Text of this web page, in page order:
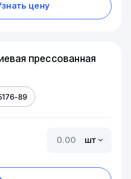
цену
прессованная
89
шт